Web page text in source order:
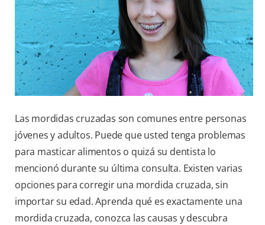
CO (ES)
SUSCRÍBETE
Las mordidas cruzadas son comunes entre personas
jóvenes y adultos. Puede que usted tenga problemas
para masticar alimentos o quizá su dentista lo
mencionó durante su última consulta. Existen varias
opciones para corregir una mordida cruzada, sin
importar su edad. Aprenda qué es exactamente una
mordida cruzada, conozca las causas y descubra